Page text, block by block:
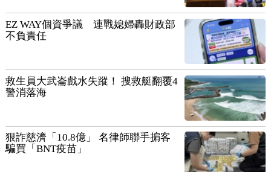
EZ WAY個資爭議 連戰媳婦轟財政部
不負責任
救生員大武崙戲水失蹤！ 搜救艇翻覆4
警消落海
狠詐慈濟「10.8億」 名律師聯手掮客
騙買「BNT疫苗」